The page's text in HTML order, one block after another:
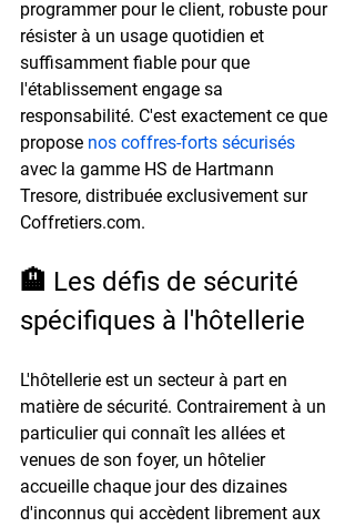
programmer pour le client, robuste pour
résister à un usage quotidien et
suffisamment fiable pour que
l'établissement engage sa
responsabilité. C'est exactement ce que
propose nos coffres-forts sécurisés
avec la gamme HS de Hartmann
Tresore, distribuée exclusivement sur
Coffretiers.com.
🏨 Les défis de sécurité
spécifiques à l'hôtellerie
L'hôtellerie est un secteur à part en
matière de sécurité. Contrairement à un
particulier qui connaît les allées et
venues de son foyer, un hôtelier
accueille chaque jour des dizaines
d'inconnus qui accèdent librement aux